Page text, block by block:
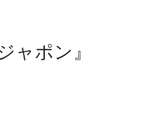
ャポン』